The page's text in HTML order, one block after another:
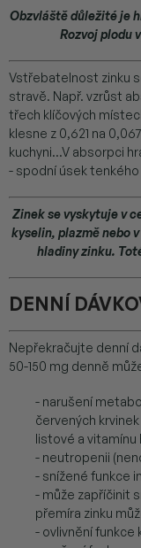
Obzvláště důležité je
Rozvoj plodu
Vstřebatelnost zinku
stravě. Např. vzrůst
třech klíčových
klesne z 0,621 na
kuchyni...V absorpci
- spodní úsek
Zinek se vyskytuje v
kyselin, plazmě nebo
hladiny zinku.
DENNÍ
Nepřekračujte denní
50-150 mg denně
- narušení
červených
listové a vitamínu
- neutropenii
- snížené funkce
- může zapříčinit
přemíra zinku
- ovlivnění